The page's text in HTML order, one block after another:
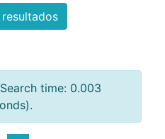
time: 0.003